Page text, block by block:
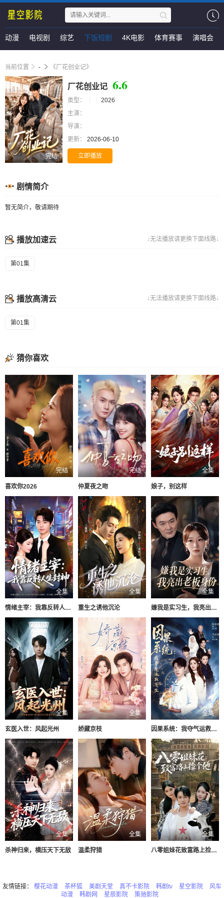
动漫 电视剧 综艺 下饭短剧 4K电影 体育赛事 演唱会
当前位置 - 《厂花创业记》
完结
厂花创业记 6.6
类型：
2026
主演：
导演：
更新：
2026-06-10
立即播放
剧情简介
暂无简介，敬请期待
↓无法播放请更换下面线路↓
播放加速云
第01集
↓无法播放请更换下面线路↓
播放高清云
第01集
猜你喜欢
完结
喜欢你2026
完结
仲夏夜之吻
全集
娘子，别这样
全集
情绪主宰：我靠反转人生封神
全集
重生之诱他沉沦
全集
嫌我是实习生，我亮出老板身份
全集
玄医入世：风起光州
全集
娇藏京枝
全集
因果系统：我夺气运救苍生
全集
杀神归来，横压天下无敌
全集
温柔狩猎
全集
八零姐妹花致富路上捡个他
友情链接： 樱花动漫 茶杯狐 美剧天堂 真不卡影院 韩剧tv 星空影院
风车
动漫
韩剧网 星辰影院 策驰影院